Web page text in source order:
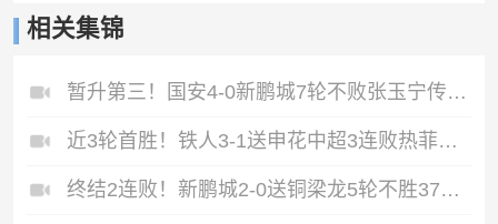
相关集锦
暂升第三！国安4-0新鹏城7轮不败张玉宁传射达万双响法比奥破门
近3轮首胜！铁人3-1送申花中超3连败热菲尼奥双响邦本宜裕传射
终结2连败！新鹏城2-0送铜梁龙5轮不胜37岁姜至鹏破门韦斯利建功